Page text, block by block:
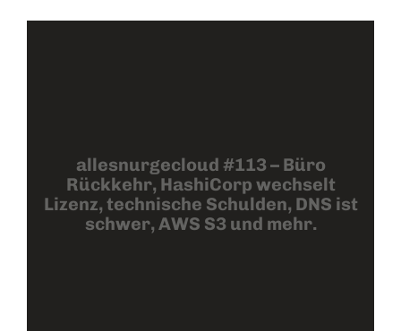
allesnurgecloud #113 – Büro
Rückkehr, HashiCorp wechselt
Lizenz, technische Schulden, DNS ist
schwer, AWS S3 und mehr.